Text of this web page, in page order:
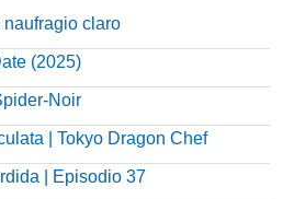
naufragio claro
(2025)
Noir
| Tokyo Dragon Chef
| Episodio 37